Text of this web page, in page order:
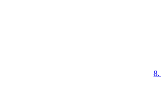
8.